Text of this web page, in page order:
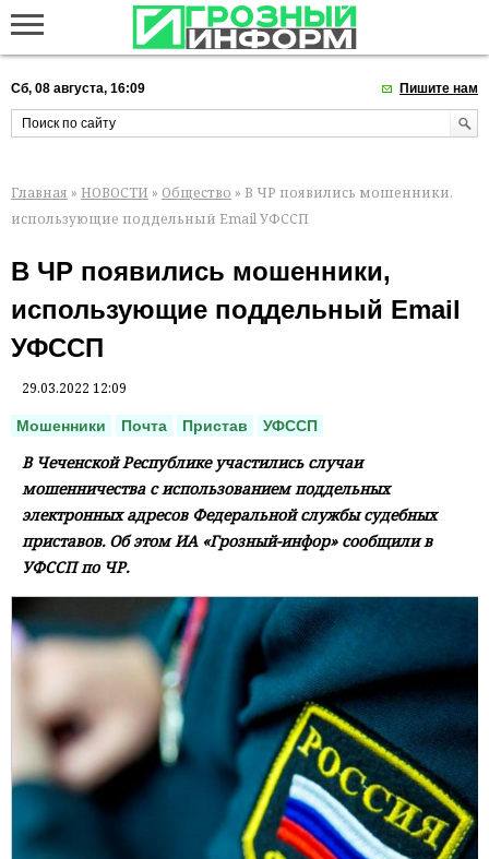
Сб, 08 августа, 16:09 Пишите нам
Главная » НОВОСТИ » Общество » В ЧР появились мошенники,
использующие поддельный Email УФССП
В ЧР появились мошенники,
использующие поддельный Email
УФССП
29.03.2022 12:09
Мошенники Почта Пристав УФССП
В Чеченской Республике участились случаи
мошенничества с использованием поддельных
электронных адресов Федеральной службы судебных
приставов. Об этом ИА «Грозный-инфор» сообщили в
УФССП по ЧР.